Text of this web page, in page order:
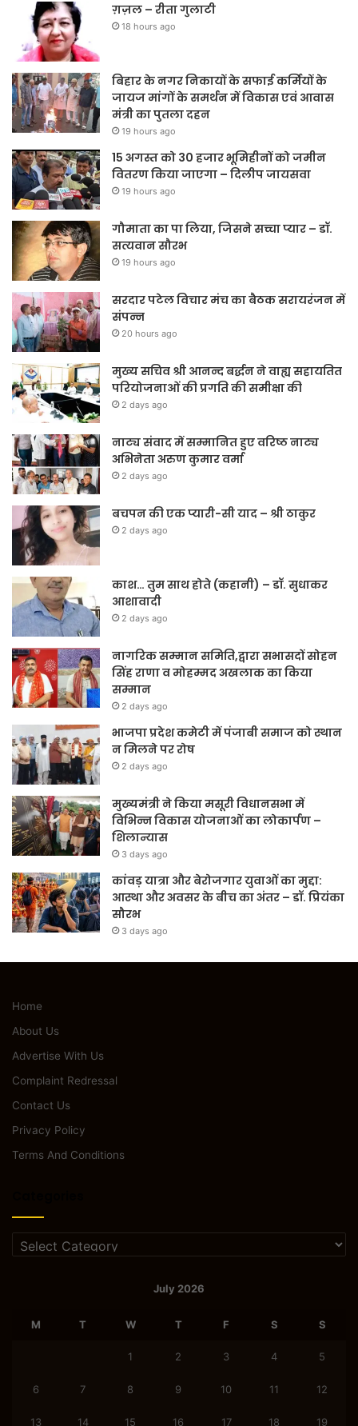
ग़ज़ल – रीता गुलाटी
18 hours ago
बिहार के नगर निकायों के सफाई कर्मियों के
जायज मांगों के समर्थन में विकास एवं आवास
मंत्री का पुतला दहन
19 hours ago
15 अगस्त को 30 हजार भूमिहीनों को जमीन
वितरण किया जाएगा – दिलीप जायसवा
19 hours ago
गौमाता का पा लिया, जिसने सच्चा प्यार – डॉ.
सत्यवान सौरभ
19 hours ago
सरदार पटेल विचार मंच का बैठक सरायरंजन में
संपन्न
20 hours ago
मुख्य सचिव श्री आनन्द बर्द्धन ने वाह्य सहायतित
परियोजनाओं की प्रगति की समीक्षा की
2 days ago
नाट्य संवाद में सम्मानित हुए वरिष्ठ नाट्य
अभिनेता अरुण कुमार वर्मा
2 days ago
बचपन की एक प्यारी-सी याद – श्री ठाकुर
2 days ago
काश… तुम साथ होते (कहानी) – डॉ. सुधाकर
आशावादी
2 days ago
नागरिक सम्मान समिति,द्वारा सभासदों सोहन
सिंह राणा व मोहम्मद अखलाक का किया
सम्मान
2 days ago
भाजपा प्रदेश कमेटी में पंजाबी समाज को स्थान
न मिलने पर रोष
2 days ago
मुख्यमंत्री ने किया मसूरी विधानसभा में
विभिन्न विकास योजनाओं का लोकार्पण –
शिलान्यास
3 days ago
कांवड़ यात्रा और बेरोजगार युवाओं का मुद्दा:
आस्था और अवसर के बीच का अंतर – डॉ. प्रियंका
सौरभ
3 days ago
Home
About Us
Advertise With Us
Complaint Redressal
Contact Us
Privacy Policy
Terms And Conditions
Categories
July 2026
M T W T F S S
1 2 3 4 5
6 7 8 9 10 11 12
13 14 15 16 17 18 19